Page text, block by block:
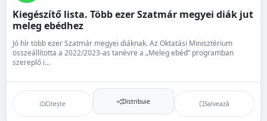
Kiegészítő lista. Több ezer Szatmár megyei diák jut
meleg ebédhez
Jó hír több ezer Szatmár megyei diáknak. Az Oktatási Minisztérium
összeállította a 2022/2023-as tanévre a „Meleg ebéd” programban
szereplő i...
Citește Distribuie Salvează